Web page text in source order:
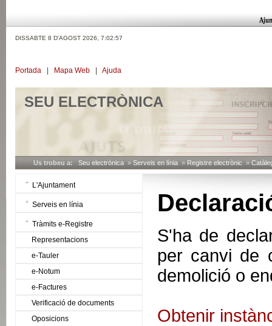
DISSABTE 8 D'AGOST 2026, 7:02:57
Portada Mapa Web Ajuda
SEU ELECTRÒNICA
Us trobeu a: Seu electrònica » Serveis en línia » Registre electrònic »
L'Ajuntament
Serveis en línia
Tràmits e-Registre
Representacions
e-Tauler
e-Notum
e-Factures
Verificació de documents
Oposicions
S'ha de
per canvi de
demolició o
Obtenir